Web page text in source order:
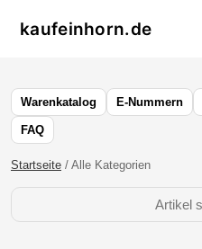
kaufeinhorn.de
Warenkatalog E-Nummern
FAQ
Startseite / Alle Kategorien